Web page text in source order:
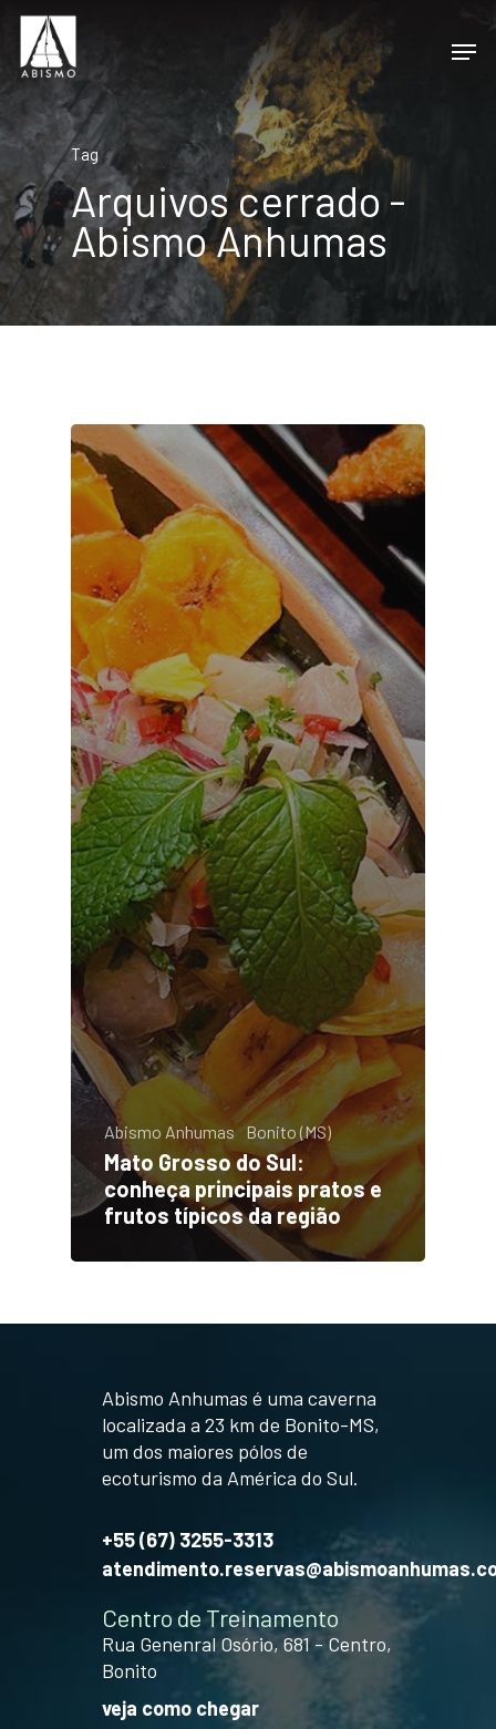
Tag
Arquivos cerrado -
Abismo Anhumas
Abismo Anhumas Bonito (MS)
Mato Grosso do Sul:
conheça principais pratos e
frutos típicos da região
Abismo Anhumas é uma caverna
localizada a 23 km de Bonito-MS,
um dos maiores pólos de
ecoturismo da América do Sul.
+55 (67) 3255-3313
Centro de Treinamento
Rua Genenral Osório, 681 - Centro,
Bonito
veja como chegar